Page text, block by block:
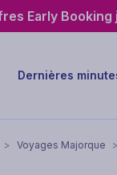
Early
Dernières
> Voyages Majorque >